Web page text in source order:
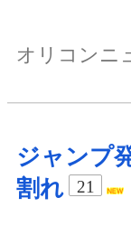
オリコンニ
ジャンプ
割れ
21